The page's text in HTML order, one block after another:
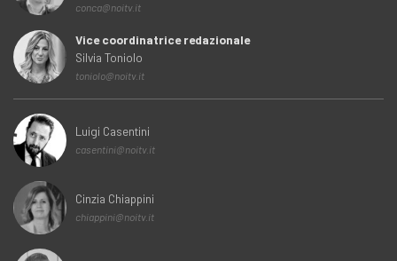
conca@noitv.it
Vice coordinatrice redazionale
Silvia Toniolo
toniolo@noitv.it
Luigi Casentini
casentini@noitv.it
Cinzia Chiappini
chiappini@noitv.it